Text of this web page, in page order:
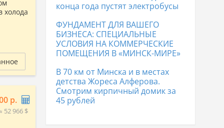
холода
р.
52 966 $
конца года пустят электробусы
ФУНДАМЕНТ ДЛЯ ВАШЕГО
БИЗНЕСА: СПЕЦИАЛЬНЫЕ
УСЛОВИЯ НА КОММЕРЧЕСКИЕ
ПОМЕЩЕНИЯ В «МИНСК-МИРЕ»
В 70 км от Минска и в местах
детства Жореса Алферова.
Смотрим кирпичный домик за
45 рублей